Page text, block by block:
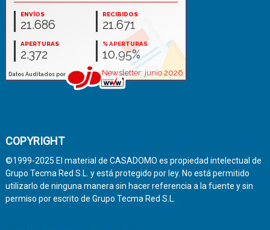
COPYRIGHT
©1999-2025 El material de CASADOMO es propiedad intelectual de
Grupo Tecma Red S.L. y está protegido por ley. No está permitido
utilizarlo de ninguna manera sin hacer referencia a la fuente y sin
permiso por escrito de Grupo Tecma Red S.L.